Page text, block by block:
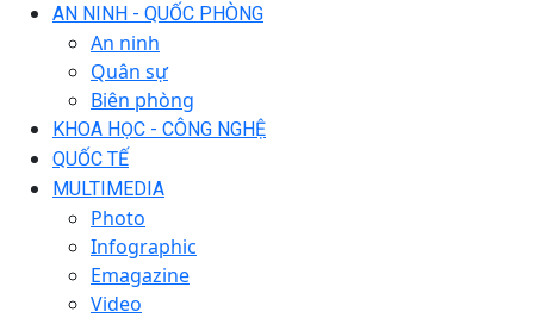
AN NINH - QUỐC PHÒNG
An ninh
Quân sự
Biên phòng
KHOA HỌC - CÔNG NGHỆ
QUỐC TẾ
MULTIMEDIA
Photo
Infographic
Emagazine
Video